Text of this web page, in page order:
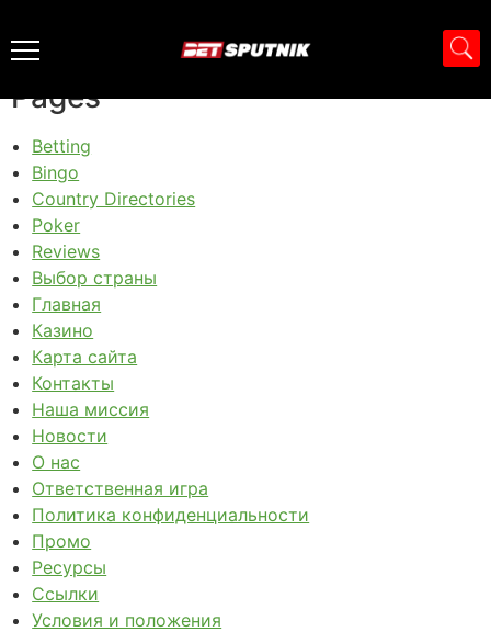
Карта сайта
Pages
Betting
Bingo
Country Directories
Poker
Reviews
Выбор страны
Главная
Казино
Карта сайта
Контакты
Наша миссия
Новости
О нас
Ответственная игра
Политика конфиденциальности
Промо
Ресурсы
Ссылки
Условия и положения